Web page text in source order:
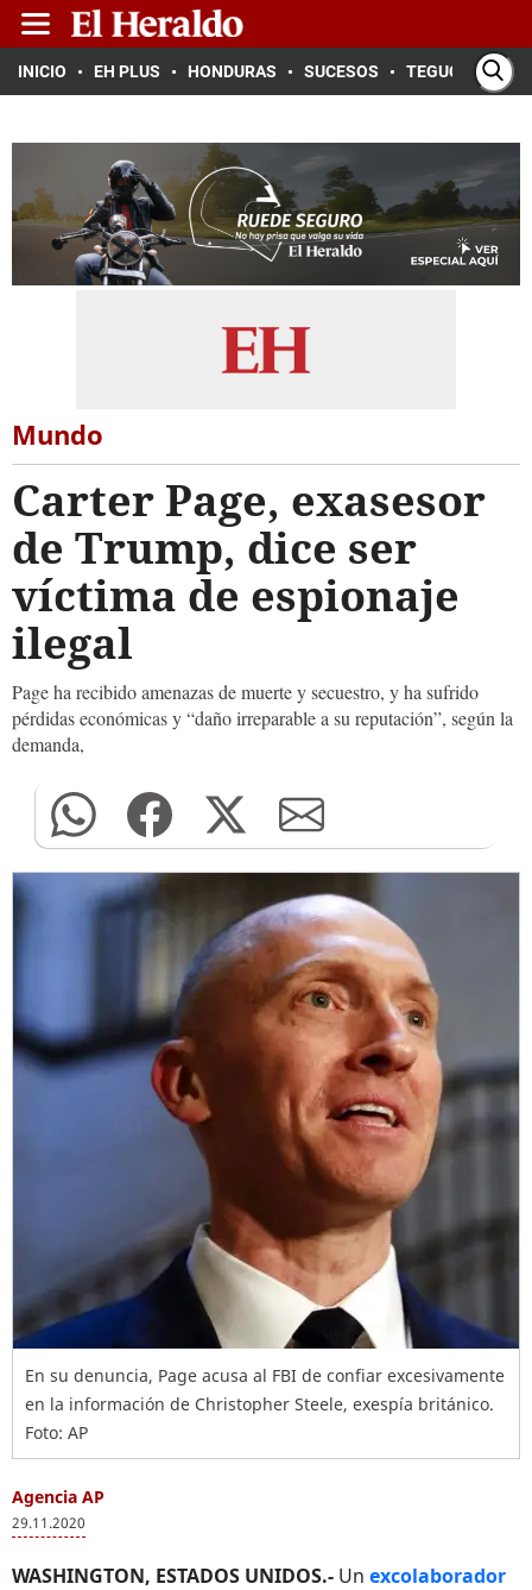
INICIO EH PLUS HONDURAS SUCESOS TEGUCIGALPA
Mundo
Carter Page, exasesor
de Trump, dice ser
víctima de espionaje
ilegal
Page ha recibido amenazas de muerte y secuestro, y ha sufrido
pérdidas económicas y “daño irreparable a su reputación”, según la
demanda,
En su denuncia, Page acusa al FBI de confiar excesivamente
en la información de Christopher Steele, exespía británico.
Foto: AP
Agencia AP
29.11.2020
WASHINGTON, ESTADOS UNIDOS.- Un excolaborador